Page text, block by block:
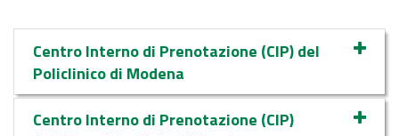
Centro Interno di Prenotazione (CIP) del
Policlinico di Modena
Centro Interno di Prenotazione (CIP)